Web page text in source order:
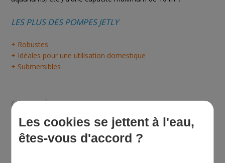
LES PLUS DES POMPES JETLY
+ Robustes
+ Idéales pour une utilisation domestique
+ Submersibles
CARACTÉRISTIQUES TECHNIQUES DES
POMPES MULTI
Les pompes MULTI de Jetly se composent :
Les cookies se jettent à l'eau,
êtes-vous d'accord ?